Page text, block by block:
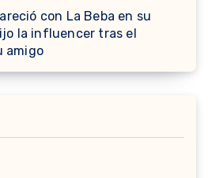
con La Beba en su
la influencer tras el
amigo